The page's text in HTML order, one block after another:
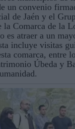
un convenio
de Jaén y el
la Comarca de la
es atraer a un
incluye visitas
comarca, entre
Úbeda y